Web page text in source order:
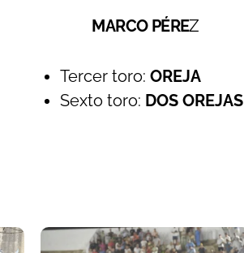
MARCO PÉREZ
Tercer toro:OREJA
Sexto toro: DOS OREJAS